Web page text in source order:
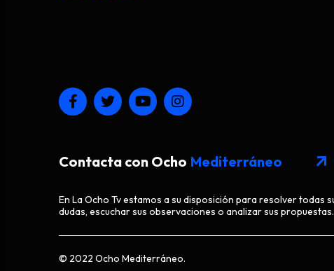
Contacta con Ocho Mediterráneo arrow_outward
En La Ocho Tv estamos a su disposición para resolver todas
dudas, escuchar sus observaciones o analizar sus propuestas.
© 2022 Ocho Mediterráneo.